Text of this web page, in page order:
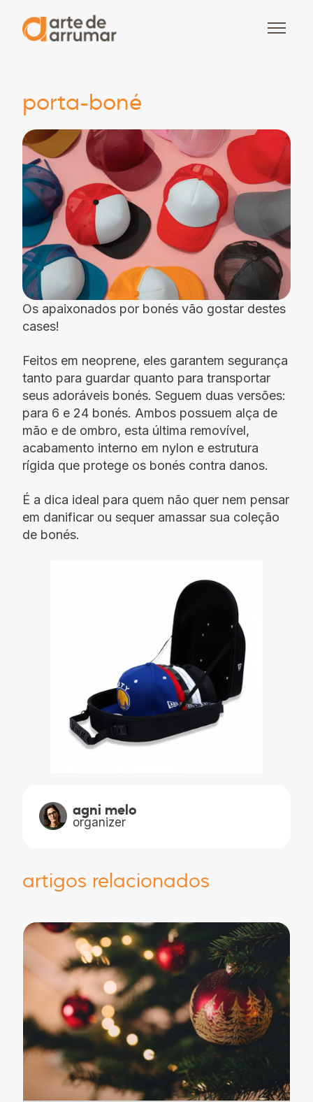
porta-boné
agni melo
organizer
Os apaixonados por bonés vão gostar destes
cases!
Feitos em neoprene, eles garantem segurança
tanto para guardar quanto para transportar
seus adoráveis bonés. Seguem duas versões:
para 6 e 24 bonés. Ambos possuem alça de
mão e de ombro, esta última removível,
acabamento interno em nylon e estrutura
rígida que protege os bonés contra danos.
É a dica ideal para quem não quer nem pensar
em danificar ou sequer amassar sua coleção
de bonés.
artigos relacionados